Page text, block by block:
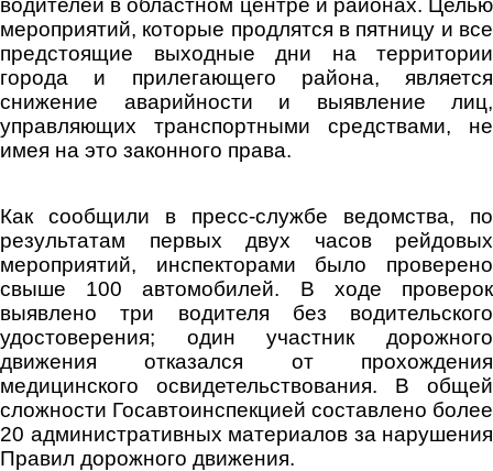
водителей в областном центре и районах. Целью
мероприятий, которые продлятся в пятницу и все
предстоящие выходные дни на территории
города и прилегающего района, является
снижение аварийности и выявление лиц,
управляющих транспортными средствами, не
имея на это законного права.
Как сообщили в пресс-службе ведомства, по
результатам первых двух часов рейдовых
мероприятий, инспекторами было проверено
свыше 100 автомобилей. В ходе проверок
выявлено три водителя без водительского
удостоверения; один участник дорожного
движения отказался от прохождения
медицинского освидетельствования. В общей
сложности Госавтоинспекцией составлено более
20 административных материалов за нарушения
Правил дорожного движения.